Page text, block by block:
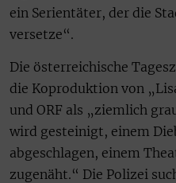
ein Serientäter, der die
versetze“.
Die österreichische
die Koproduktion von
und ORF als „ziemlich
wird gesteinigt, einem
abgeschlagen, einem
zugenäht.“ Die Polizei